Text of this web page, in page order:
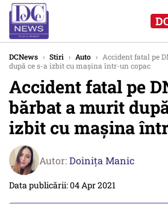
DCNews › Stiri › Auto › Accident fatal pe
după ce s-a izbit cu mașina într-un copac
Accident fatal pe
bărbat a murit
izbit cu mașina
Autor:Doinița Manic
Data publicării: 04 Apr 2021